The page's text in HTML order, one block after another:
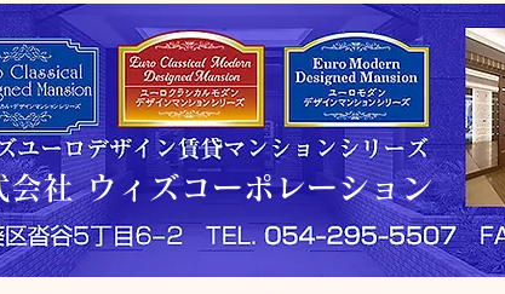
会社 ウィズコーポレーション